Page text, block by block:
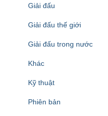
Giải đấu
Giải đấu thế giới
Giải đấu trong nước
Khác
Kỹ thuật
Phiên bản